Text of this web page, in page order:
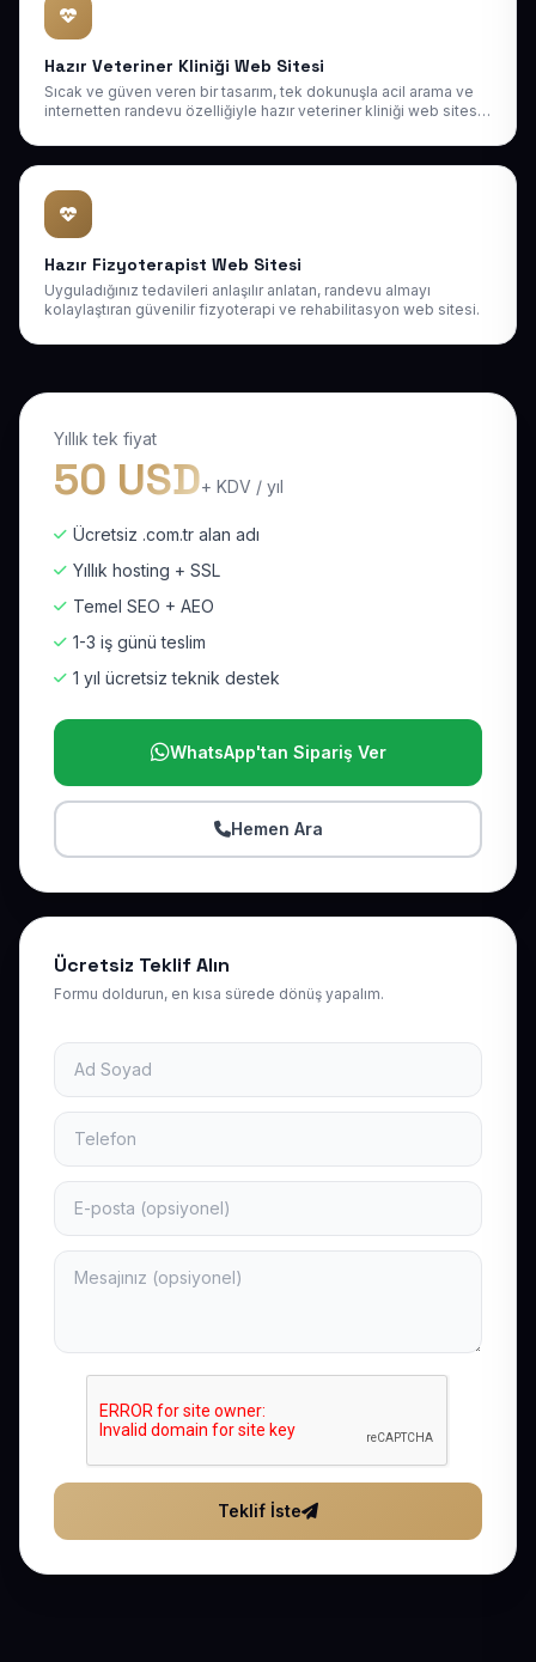
Hazır Veteriner Kliniği Web Sitesi
Sıcak ve güven veren bir tasarım, tek dokunuşla acil arama ve
internetten randevu özelliğiyle hazır veteriner kliniği web sitesi;
Hazır Fizyoterapist Web Sitesi
Uyguladığınız tedavileri anlaşılır anlatan, randevu almayı
kolaylaştıran güvenilir fizyoterapi ve rehabilitasyon web sitesi.
Yıllık tek fiyat
50 USD+ KDV / yıl
Ücretsiz .com.tr alan adı
Yıllık hosting + SSL
Temel SEO + AEO
1-3 iş günü teslim
1 yıl ücretsiz teknik destek
WhatsApp'tan Sipariş Ver
Hemen Ara
Ücretsiz Teklif Alın
Formu doldurun, en kısa sürede dönüş yapalım.
Teklif İste